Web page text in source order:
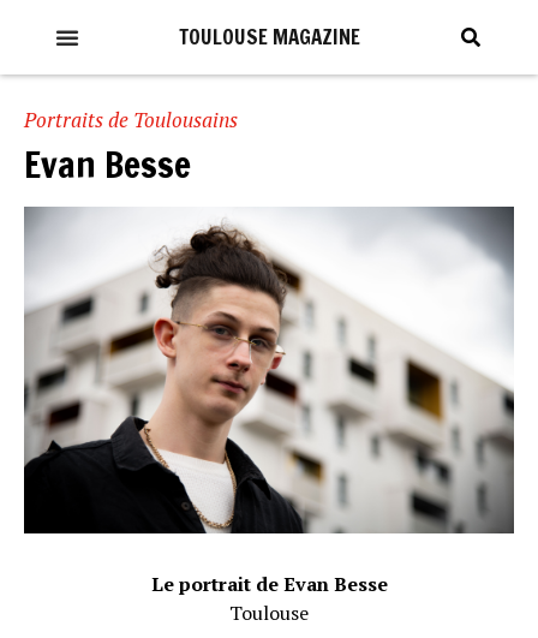
TOULOUSE MAGAZINE
Portraits de Toulousains
Evan Besse
Le portrait de Evan Besse
Toulouse